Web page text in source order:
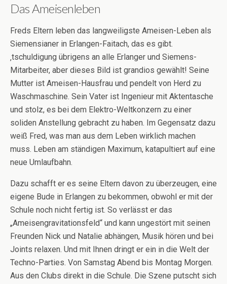
Das Ameisenleben
Freds Eltern leben das langweiligste Ameisen-Leben als
Siemensianer in Erlangen-Faitach, das es gibt.
‚tschuldigung übrigens an alle Erlanger und Siemens-
Mitarbeiter, aber dieses Bild ist grandios gewählt! Seine
Mutter ist Ameisen-Hausfrau und pendelt von Herd zu
Waschmaschine. Sein Vater ist Ingenieur mit Aktentasche
und stolz, es bei dem Elektro-Weltkonzern zu einer
soliden Anstellung gebracht zu haben. Im Gegensatz dazu
weiß Fred, was man aus dem Leben wirklich machen
muss. Leben am ständigen Maximum, katapultiert auf eine
neue Umlaufbahn.
Dazu schafft er es seine Eltern davon zu überzeugen, eine
eigene Bude in Erlangen zu bekommen, obwohl er mit der
Schule noch nicht fertig ist. So verlässt er das
„Ameisengravitationsfeld“ und kann ungestört mit seinen
Freunden Nick und Natalie abhängen, Musik hören und bei
Joints relaxen. Und mit Ihnen dringt er ein in die Welt der
Techno-Parties. Von Samstag Abend bis Montag Morgen.
Aus den Clubs direkt in die Schule. Die Szene putscht sich